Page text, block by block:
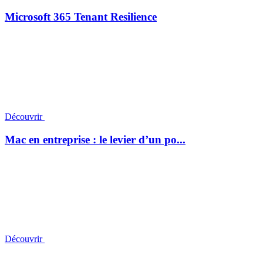
Microsoft 365 Tenant Resilience
Découvrir
Mac en entreprise : le levier d’un po...
Découvrir